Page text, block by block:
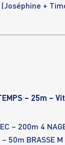
(Joséphine +
– 25m –
– 200m 4
– 50m BRASSE M